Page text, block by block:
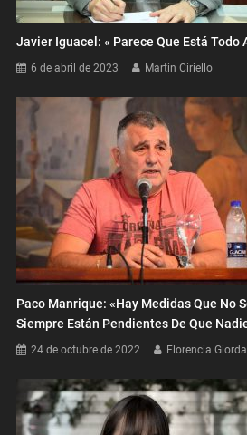
Javier Iguacel: « Parece Que Está Todo
6 de abril de 2023 Martin Ciriello
Paco Manrique: «Hay Medidas Que No
Siempre Están Pendientes De Que
24 de octubre de 2022 Florencia